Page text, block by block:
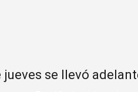
jueves se llevó